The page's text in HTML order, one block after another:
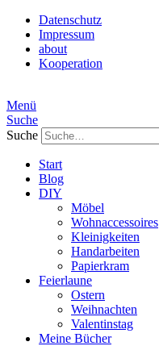
Datenschutz
Impressum
about
Kooperation
Menü
Suche
Suche
Start
Blog
DIY
Möbel
Wohnaccessoires
Kleinigkeiten
Handarbeiten
Papierkram
Feierlaune
Ostern
Weihnachten
Valentinstag
Meine Bücher